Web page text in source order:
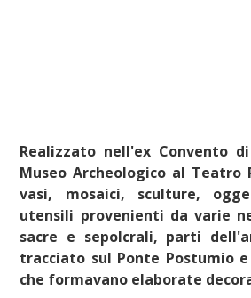
Realizzato nell'ex Convento
Museo Archeologico al Teatro
vasi, mosaici, sculture,
utensili provenienti da varie
sacre e sepolcrali, parti
tracciato sul Ponte Postumio
che formavano elaborate